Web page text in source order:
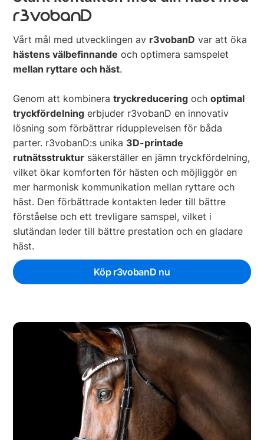
r3vobanD
Vårt mål med utvecklingen av r3vobanD var att öka
hästens välbefinnande och optimera samspelet
mellan ryttare och häst.
Genom att kombineratryckreducering ochoptimal
tryckfördelning erbjuder r3vobanD en innovativ
lösning som förbättrar ridupplevelsen för båda
parter. r3vobanD:s unika 3D-printade
rutnätsstruktur säkerställer en jämn tryckfördelning,
vilket ökar komforten för hästen och möjliggör en
mer harmonisk kommunikation mellan ryttare och
häst. Den förbättrade kontakten leder till bättre
förståelse och ett trevligare samspel, vilket i
slutändan leder till bättre prestation och en gladare
häst.
Köp r3vobanD nu